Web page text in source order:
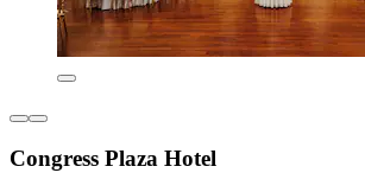
Congress Plaza Hotel